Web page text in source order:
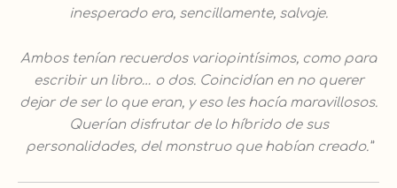
inesperado era, sencillamente, salvaje.
Ambos tenían recuerdos variopintísimos, como para
escribir un libro… o dos. Coincidían en no querer
dejar de ser lo que eran, y eso les hacía maravillosos.
Querían disfrutar de lo híbrido de sus
personalidades, del monstruo que habían creado.”